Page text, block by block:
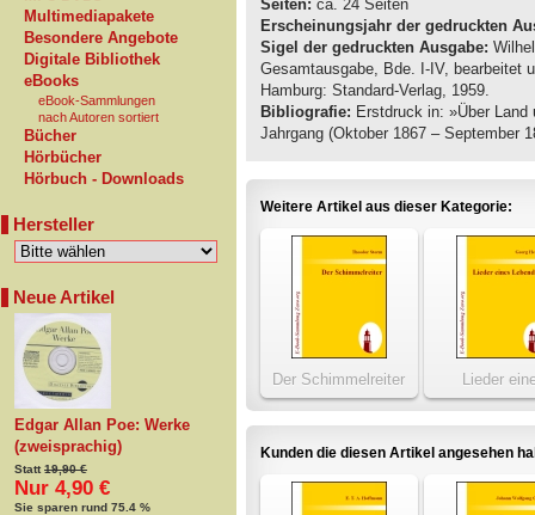
Multimediapakete
Besondere Angebote
Digitale Bibliothek
eBooks
eBook-Sammlungen
nach Autoren sortiert
Bücher
Hörbücher
Hörbuch - Downloads
Hersteller
Neue Artikel
Edgar Allan Poe: Werke
(zweisprachig)
Statt19,90 €
Nur 4,90 €
Sie sparen rund 75.4 %
Seiten: ca. 24 Seiten
Erscheinungsjahr der gedruckten
Sigel der gedruckten Ausgabe:
Gesamtausgabe, Bde. I-IV, bearbeitet
Hamburg: Standard-Verlag, 1959.
Bibliografie: Erstdruck in: »Über Land
Jahrgang (Oktober 1867 – September
Weitere Artikel aus dieser Kategorie:
Der Schimmelreiter
Lieder
Kunden die diesen Artikel angesehen